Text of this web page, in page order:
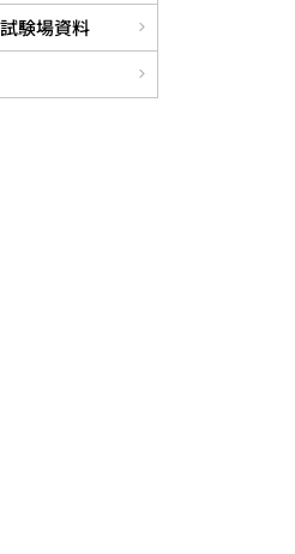
験場資料